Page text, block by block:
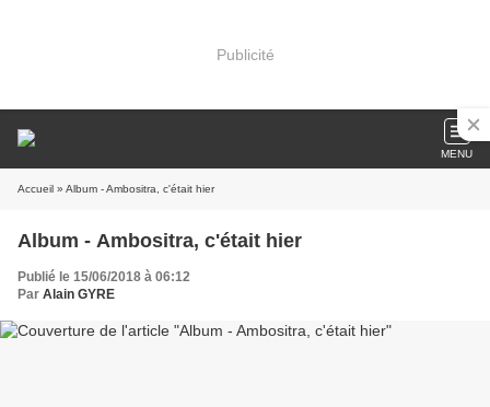
Publicité
MENU
Accueil » Album - Ambositra, c'était hier
Album - Ambositra, c'était hier
Publié le 15/06/2018 à 06:12
Par Alain GYRE